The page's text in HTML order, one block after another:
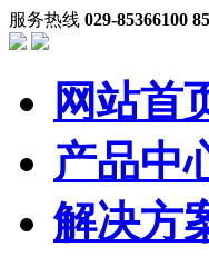
服务热线 029-85366100
网站首
产品中
解决方